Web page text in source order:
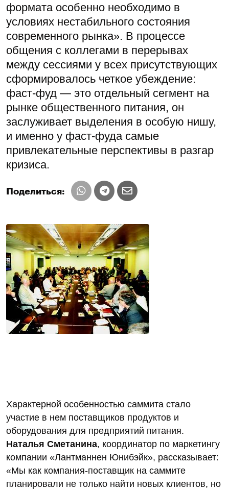
формата особенно необходимо в
условиях нестабильного состояния
современного рынка». В процессе
общения с коллегами в перерывах
между сессиями у всех присутствующих
сформировалось четкое убеждение:
фаст-фуд — это отдельный сегмент на
рынке общественного питания, он
заслуживает выделения в особую нишу,
и именно у фаст-фуда самые
привлекательные перспективы в разгар
кризиса.
Поделиться:
Характерной особенностью саммита стало
участие в нем поставщиков продуктов и
оборудования для предприятий питания.
Наталья Сметанина, координатор по маркетингу
компании «Лантманнен Юнибэйк», рассказывает:
«Мы как компания-поставщик на саммите
планировали не только найти новых клиентов, но